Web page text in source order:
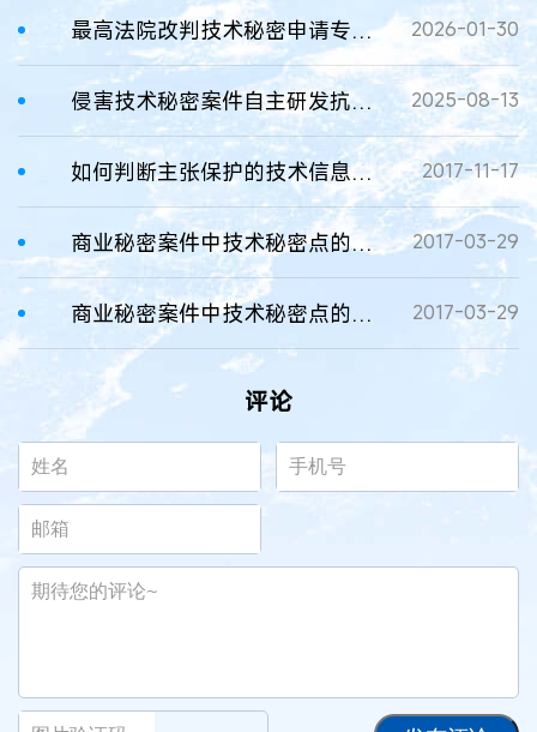
最高法院改判技术秘密申请专利权属纠纷二审判决书 2026-01-30
侵害技术秘密案件自主研发抗辩的审查认定 2025-08-13
如何判断主张保护的技术信息是否构成技术秘密 2017-11-17
商业秘密案件中技术秘密点的认定 2017-03-29
商业秘密案件中技术秘密点的认定 2017-03-29
评论